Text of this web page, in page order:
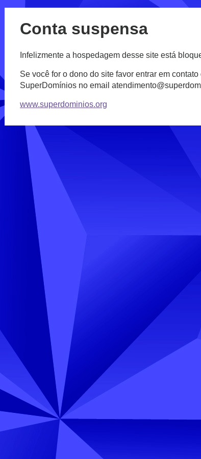
Conta suspensa
Infelizmente a hospedagem desse site está
Se você for o dono do site favor entrar em contato
SuperDomínios no email
www.superdominios.org